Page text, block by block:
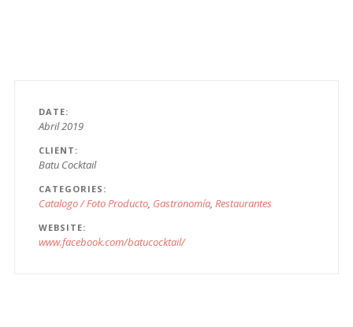
DATE
Abril 2019
CLIENT
Batu Cocktail
CATEGORIES
Catalogo / Foto Producto Gastronomía Restaurantes
WEBSITE
www.facebook.com/batucocktail/